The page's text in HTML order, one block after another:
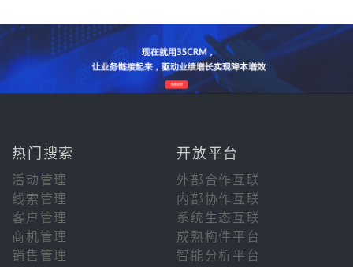
热门搜索 开放平台
活动管理
外部合作互联
线索管理
内部协作互联
客户管理
系统生态互联
商机管理
成熟构件平台
销售管理
智能分析平台